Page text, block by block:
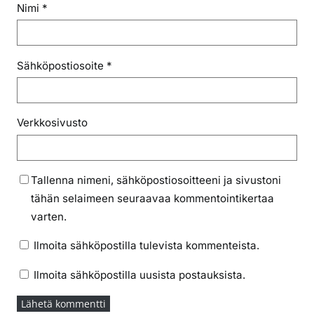
Nimi *
Sähköpostiosoite *
Verkkosivusto
Tallenna nimeni, sähköpostiosoitteeni ja sivustoni
tähän selaimeen seuraavaa kommentointikertaa
varten.
Ilmoita sähköpostilla tulevista kommenteista.
Ilmoita sähköpostilla uusista postauksista.